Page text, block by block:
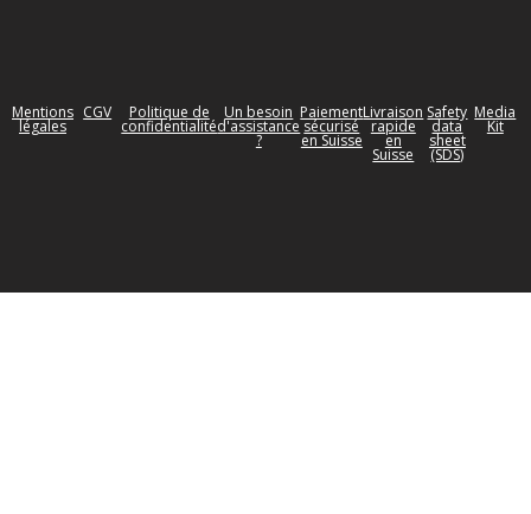
Mentions
légales
CGV Politique de
confidentialité
Un besoin
d'assistance
?
Paiement
sécurisé
en Suisse
Livraison
rapide
en
Suisse
Safety
data
sheet
(SDS)
Media
Kit